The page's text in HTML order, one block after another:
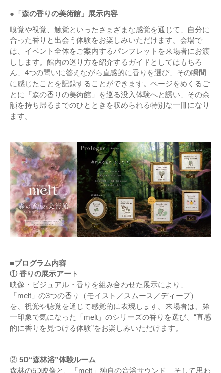
●「森の香りの美術館」展示内容
嗅覚や視覚、触覚といったさまざまな感覚を通じて、自分に
合った香りと出会う体験をお楽しみいただけます。会場で
は、イベント全体をご案内するパンフレットを来場者にお渡
しします。館内の巡り方を紹介するガイドとしてはもちろ
ん、4つの問いに答えながら直感的に香りを選び、その瞬間
に感じたことを記録することができます。ページをめくるご
とに「森の香りの美術館」を巡る没入体験へと誘い、その余
韻を持ち帰るまでのひとときを収められる特別な一冊になり
ます。
■プログラム内容
① 香りの展示アート
映像・ビジュアル・香りを組み合わせた展示により、
「melt」の3つの香り（モイスト／スムース／ディープ）
を、視覚や聴覚を通じて感覚的に表現します。来場者は、第
一印象で気になった「melt」のシリーズの香りを選び、“直感
的に香りを見つける体験”をお楽しみいただけます。
② 5D“森林浴”体験ルーム
森林の5D映像と、「melt」独自の音浴サウンド、そして思わ